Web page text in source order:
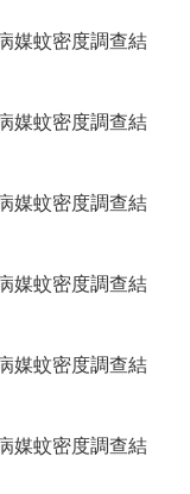
媒蚊密度調查結
媒蚊密度調查結
媒蚊密度調查結
媒蚊密度調查結
媒蚊密度調查結
媒蚊密度調查結